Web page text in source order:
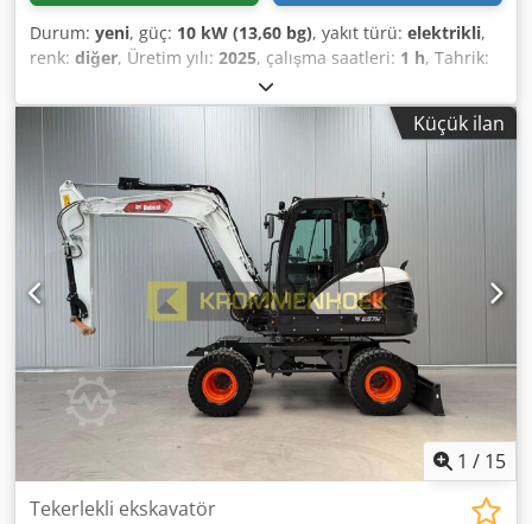
Durum: yeni, güç: 10 kW (13,60 bg), yakıt türü: elektrikli,
renk: diğer, Üretim yılı: 2025, çalışma saatleri: 1 h, Tahrik:
Paletli Dkedpfx Aijznrnmehor Boş ağırlık: 1.910 kg Boyutlar
(U x G x Y): 381 x 98 x 230 cm CE İşareti: evet Genel durum:
çok iyi Teknik durum: çok iyi Görsel durum: çok iyi = Diğer
Dönme fonksiyonu = Notlar = Genel Üretim ülkesi: Çekya
Durum CE tipi: CE Yıkım/sıralama kepçesi için 2 ilave
hidrolik fonksiyon, silindir koruma seti, uzatılabilir alt şasi
Küçük ilan
1 / 15
Tekerlekli ekskavatör